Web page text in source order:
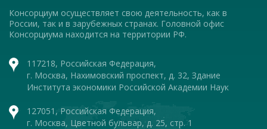
Консорциум осуществляет свою деятельность, как в
России, так и в зарубежных странах. Головной офис
Консорциума находится на территории РФ.
117218, Российская Федерация,
г. Москва, Нахимовский проспект, д. 32, Здание
Института экономики Российской Академии Наук
127051, Российская Федерация,
г. Москва, Цветной бульвар, д. 25, стр. 1